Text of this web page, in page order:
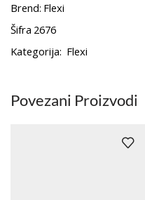
Brend: Flexi
Šifra 2676
Kategorija: Flexi
Povezani Proizvodi